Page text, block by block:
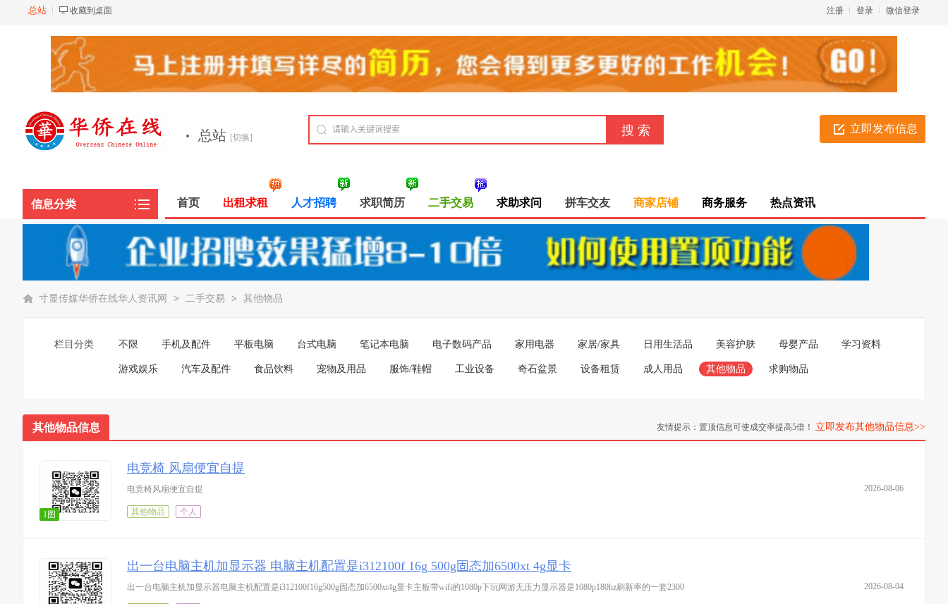
总站 收藏到桌面 微信登录
登录
注册
立即发布信息
· 总站 [切换]
信息分类 首页 出租求租 人才招聘 求职简历 二手交易 求助求问 拼车交友 商家店铺 商务服务 热点资讯
寸显传媒华侨在线华人资讯网 > 二手交易 > 其他物品
栏目分类 不限 手机及配件 平板电脑 台式电脑 笔记本电脑 电子数码产品 家用电器 家居/家具 日用生活品 美容护肤 母婴产品 学习资料
游戏娱乐 汽车及配件 食品饮料 宠物及用品 服饰/鞋帽 工业设备 奇石盆景 设备租赁 成人用品 其他物品 求购物品
其他物品信息 友情提示：置顶信息可使成交率提高5倍！ 立即发布其他物品信息>>
1图
2026-08-06
电竞椅 风扇便宜自提
电竞椅风扇便宜自提
其他物品 个人
2026-08-04
出一台电脑主机加显示器 电脑主机配置是i312100f 16g 500g固态加6500xt 4g显卡
出一台电脑主机加显示器电脑主机配置是i312100f16g500g固态加6500xt4g显卡主板带wifi的1080p下玩网游无压力显示器是1080p180hz刷新率的一套2300